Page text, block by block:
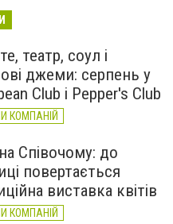
театр, соул і
джеми: серпень у
Club і Pepper's Club
КОМПАНІЙ
Співочому: до
повертається
виставка квітів
КОМПАНІЙ